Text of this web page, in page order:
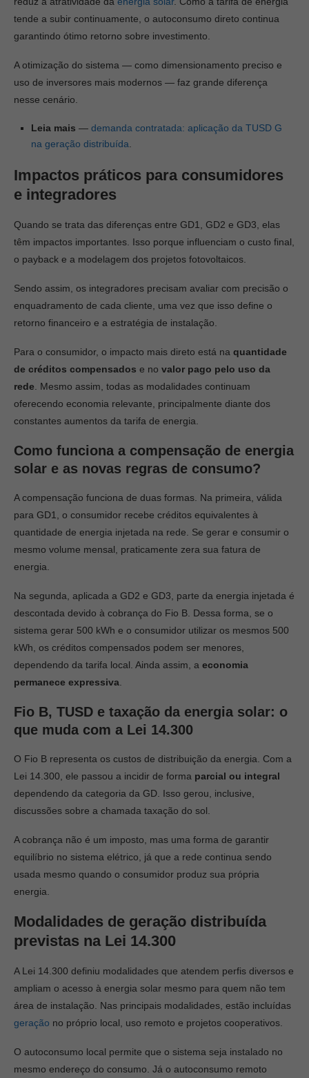
tende a subir continuamente, o autoconsumo direto continua
garantindo ótimo retorno sobre investimento.
A otimização do sistema — como dimensionamento preciso e
uso de inversores mais modernos — faz grande diferença
nesse cenário.
Leia mais — demanda contratada: aplicação da TUSD G
na geração distribuída
Impactos práticos para consumidores
e integradores
Quando se trata das diferenças entre GD1, GD2 e GD3, elas
têm impactos importantes. Isso porque influenciam o custo final,
o payback e a modelagem dos projetos fotovoltaicos.
Sendo assim, os integradores precisam avaliar com precisão o
enquadramento de cada cliente, uma vez que isso define o
retorno financeiro e a estratégia de instalação.
Para o consumidor, o impacto mais direto está na quantidade
de créditos compensados e no valor pago pelo uso da
rede . Mesmo assim, todas as modalidades continuam
oferecendo economia relevante, principalmente diante dos
constantes aumentos da tarifa de energia.
Como funciona a compensação de energia
solar e as novas regras de consumo?
A compensação funciona de duas formas. Na primeira, válida
para GD1, o consumidor recebe créditos equivalentes à
quantidade de energia injetada na rede. Se gerar e consumir o
mesmo volume mensal, praticamente zera sua fatura de
energia.
Na segunda, aplicada a GD2 e GD3, parte da energia injetada é
descontada devido à cobrança do Fio B. Dessa forma, se o
sistema gerar 500 kWh e o consumidor utilizar os mesmos 500
kWh, os créditos compensados podem ser menores,
dependendo da tarifa local. Ainda assim, a economia
permanece expressiva
Fio B, TUSD e taxação da energia solar: o
que muda com a Lei 14.300
O Fio B representa os custos de distribuição da energia. Com a
Lei 14.300, ele passou a incidir de forma parcial ou integral
dependendo da categoria da GD. Isso gerou, inclusive,
discussões sobre a chamada taxação do sol.
A cobrança não é um imposto, mas uma forma de garantir
equilíbrio no sistema elétrico, já que a rede continua sendo
usada mesmo quando o consumidor produz sua própria
energia.
Modalidades de geração distribuída
previstas na Lei 14.300
A Lei 14.300 definiu modalidades que atendem perfis diversos e
ampliam o acesso à energia solar mesmo para quem não tem
área de instalação. Nas principais modalidades, estão incluídas
geração no próprio local, uso remoto e projetos cooperativos.
O autoconsumo local permite que o sistema seja instalado no
mesmo endereço do consumo. Já o autoconsumo remoto